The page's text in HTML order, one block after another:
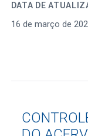
DATA DE
16 de março de